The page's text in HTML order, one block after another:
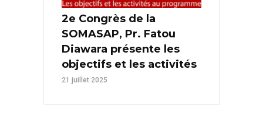
2e Congrès de la
SOMASAP, Pr. Fatou
Diawara présente les
objectifs et les activités
21 juillet 2025